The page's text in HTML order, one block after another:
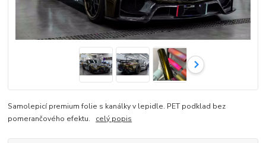
Samolepicí premium folie s kanálky v lepidle. PET podklad bez
pomerančového efektu. celý popis